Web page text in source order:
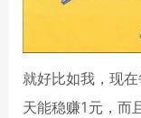
就好比如我，现
天能稳赚1元，而